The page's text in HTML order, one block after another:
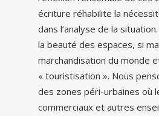
écriture réhabilite la
dans l’analyse de la
la beauté des espaces, si
marchandisation du monde
« touristisation ». Nous
des zones péri-urbaines où
commerciaux et autres